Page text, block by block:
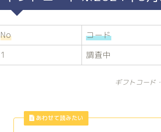
No コード
1
調査中
ギフトコード